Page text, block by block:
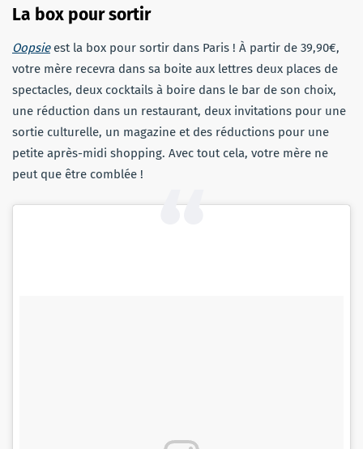
La box pour sortir
Oopsieest la box pour sortir dans Paris ! À partir de 39,90€,
votre mère recevra dans sa boite aux lettres deux places de
spectacles, deux cocktails à boire dans le bar de son choix,
une réduction dans un restaurant, deux invitations pour une
sortie culturelle, un magazine et des réductions pour une
petite après-midi shopping. Avec tout cela, votre mère ne
peut que être comblée !